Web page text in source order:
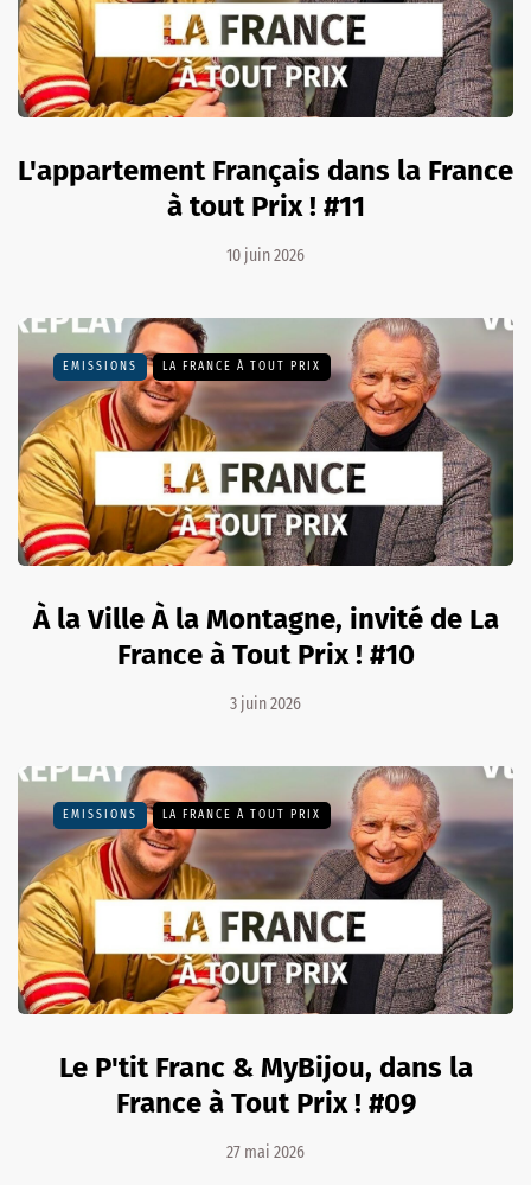
L'appartement Français dans la France
à tout Prix ! #11
10 juin 2026
EMISSIONS LA FRANCE À TOUT PRIX
À la Ville À la Montagne, invité de La
France à Tout Prix ! #10
3 juin 2026
EMISSIONS LA FRANCE À TOUT PRIX
Le P'tit Franc & MyBijou, dans la
France à Tout Prix ! #09
27 mai 2026